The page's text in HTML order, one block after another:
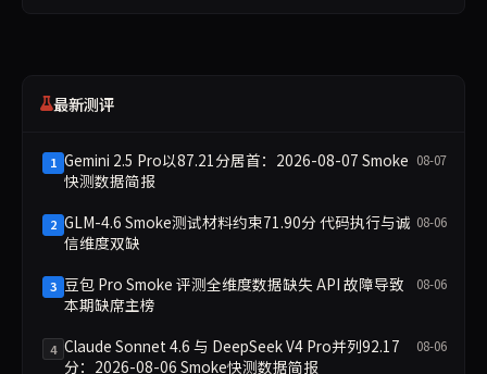
最新测评
1 Gemini 2.5 Pro以87.21分居首：2026-08-07 Smoke
快测数据简报
08-07
2 GLM-4.6 Smoke测试材料约束71.90分 代码执行与诚
信维度双缺
08-06
3 豆包 Pro Smoke 评测全维度数据缺失 API 故障导致
本期缺席主榜
08-06
4 Claude Sonnet 4.6 与 DeepSeek V4 Pro并列92.17
分：2026-08-06 Smoke快测数据简报
08-06